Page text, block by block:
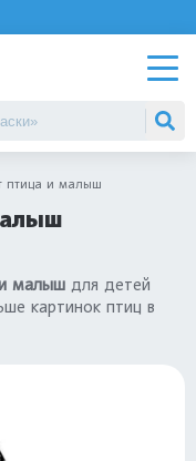
птица и малыш
и малыш для детей
картинок птиц в